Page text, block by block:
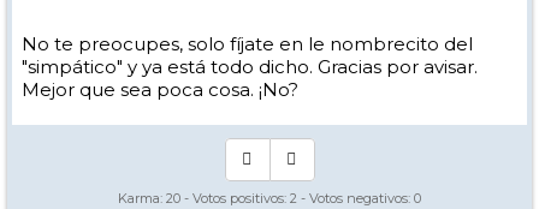
No te preocupes, solo fíjate en le nombrecito del
"simpático" y ya está todo dicho. Gracias por avisar.
Mejor que sea poca cosa. ¡No?
Karma: 20 - Votos positivos: 2 - Votos negativos: 0